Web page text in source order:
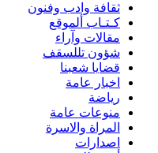
ثقافة وادب وفنون
كـتـاب ألموقع
مقالات وآراء
شؤون تللسقف
قضايا شعبنا
اخبار عامة
رياضة
منوعات عامة
المراة والاسرة
اصدارات